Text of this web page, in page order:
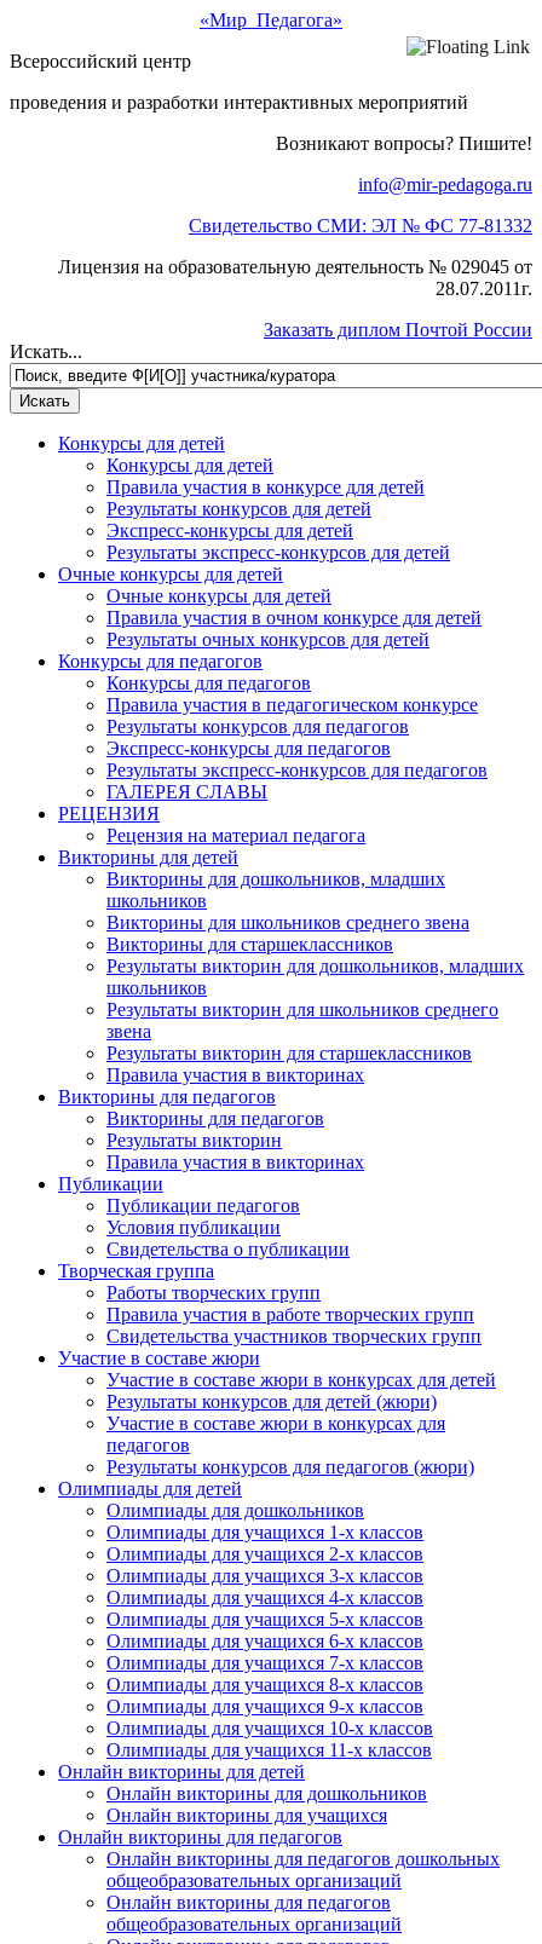
«Мир Педагога»
Всероссийский центр
проведения и разработки интерактивных мероприятий
Возникают вопросы? Пишите!
info@mir-pedagoga.ru
Свидетельство СМИ: ЭЛ № ФС 77-81332
Лицензия на образовательную деятельность № 029045 от
28.07.2011г.
Заказать диплом Почтой России
Искать...
Конкурсы для детей
Конкурсы для детей
Правила участия в конкурсе для детей
Результаты конкурсов для детей
Экспресс-конкурсы для детей
Результаты экспресс-конкурсов для детей
Очные конкурсы для детей
Очные конкурсы для детей
Правила участия в очном конкурсе для детей
Результаты очных конкурсов для детей
Конкурсы для педагогов
Конкурсы для педагогов
Правила участия в педагогическом конкурсе
Результаты конкурсов для педагогов
Экспресс-конкурсы для педагогов
Результаты экспресс-конкурсов для педагогов
ГАЛЕРЕЯ СЛАВЫ
РЕЦЕНЗИЯ
Рецензия на материал педагога
Викторины для детей
Викторины для дошкольников, младших
школьников
Викторины для школьников среднего звена
Викторины для старшеклассников
Результаты викторин для дошкольников, младших
школьников
Результаты викторин для школьников среднего
звена
Результаты викторин для старшеклассников
Правила участия в викторинах
Викторины для педагогов
Викторины для педагогов
Результаты викторин
Правила участия в викторинах
Публикации
Публикации педагогов
Условия публикации
Свидетельства о публикации
Творческая группа
Работы творческих групп
Правила участия в работе творческих групп
Свидетельства участников творческих групп
Участие в составе жюри
Участие в составе жюри в конкурсах для детей
Результаты конкурсов для детей (жюри)
Участие в составе жюри в конкурсах для
педагогов
Результаты конкурсов для педагогов (жюри)
Олимпиады для детей
Олимпиады для дошкольников
Олимпиады для учащихся 1-х классов
Олимпиады для учащихся 2-х классов
Олимпиады для учащихся 3-х классов
Олимпиады для учащихся 4-х классов
Олимпиады для учащихся 5-х классов
Олимпиады для учащихся 6-х классов
Олимпиады для учащихся 7-х классов
Олимпиады для учащихся 8-х классов
Олимпиады для учащихся 9-х классов
Олимпиады для учащихся 10-х классов
Олимпиады для учащихся 11-х классов
Онлайн викторины для детей
Онлайн викторины для дошкольников
Онлайн викторины для учащихся
Онлайн викторины для педагогов
Онлайн викторины для педагогов дошкольных
общеобразовательных организаций
Онлайн викторины для педагогов
общеобразовательных организаций